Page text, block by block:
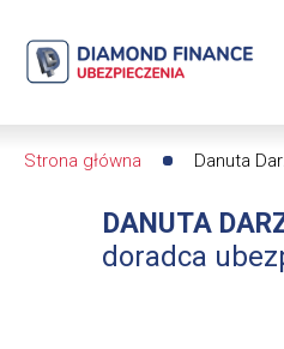
Danuta
Diamond
Finance
nawigacyjna
Strona główna Danuta
DANUTA
doradca